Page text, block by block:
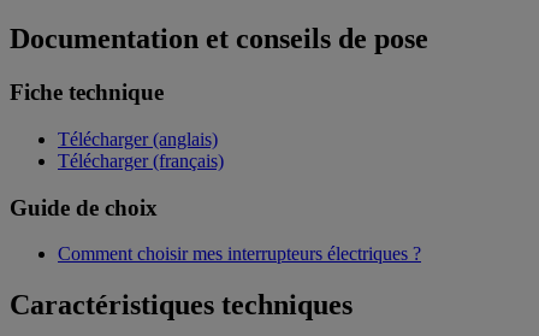
Documentation et conseils de pose
Fiche technique
Télécharger (anglais)
Télécharger (français)
Guide de choix
Comment choisir mes interrupteurs électriques ?
Caractéristiques techniques